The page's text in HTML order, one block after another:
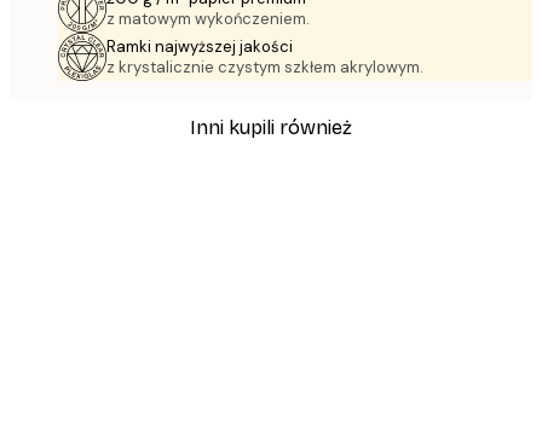
z matowym wykończeniem.
Ramki najwyższej jakości
z krystalicznie czystym szkłem akrylowym.
Inni kupili również